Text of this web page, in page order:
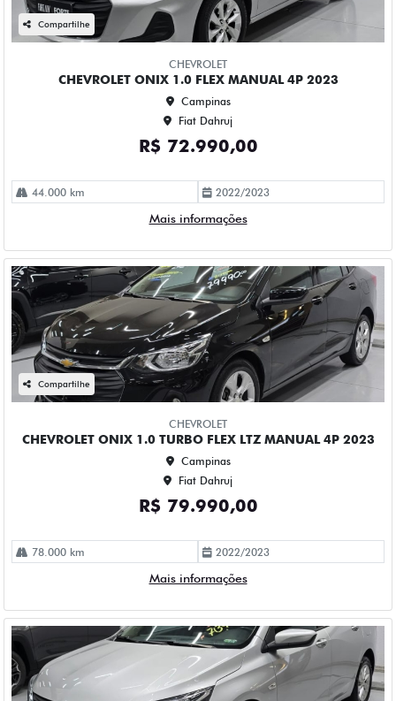
Campinas
Fiat Dahruj
R$ 79.990,00
2022/2023
Mais informações
Compartilhe
CHEVROLET
CHEVROLET ONIX 1.0 TURBO FLEX PLUS LTZ AUTOMATICO
4P 2020
Campinas
Fiat Dahruj
R$ 73.990,00
2019/2020
Mais informações
Compartilhe